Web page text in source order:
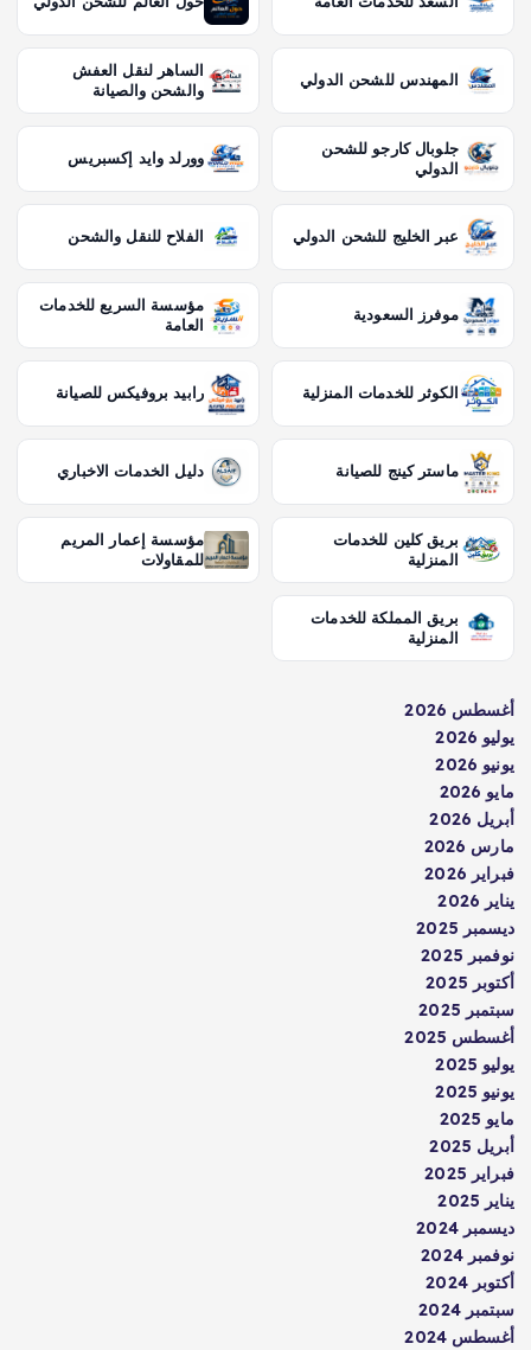
المهندس للشحن الدولي
الساهر لنقل العفش
والشحن والصيانة
جلوبال كارجو للشحن
الدولي
وورلد وايد إكسبريس
عبر الخليج للشحن الدولي الفلاح للنقل والشحن
موفرز السعودية
مؤسسة السريع للخدمات
العامة
الكوثر للخدمات المنزلية رابيد بروفيكس للصيانة
ماستر كينج للصيانة دليل الخدمات الاخباري
بريق كلين للخدمات
المنزلية
مؤسسة إعمار المريم
للمقاولات
بريق المملكة للخدمات
المنزلية
أغسطس 2026
يوليو 2026
يونيو 2026
مايو 2026
أبريل 2026
مارس 2026
فبراير 2026
يناير 2026
ديسمبر 2025
نوفمبر 2025
أكتوبر 2025
سبتمبر 2025
أغسطس 2025
يوليو 2025
يونيو 2025
مايو 2025
أبريل 2025
فبراير 2025
يناير 2025
ديسمبر 2024
نوفمبر 2024
أكتوبر 2024
سبتمبر 2024
أغسطس 2024